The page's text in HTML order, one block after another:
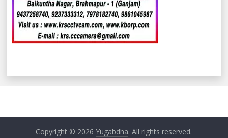
Copyright © 2026Yugabdha. All rights reserved.